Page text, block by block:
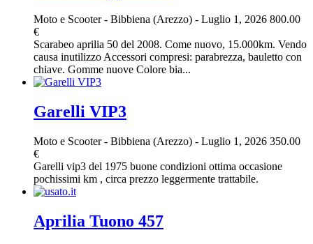
Moto e Scooter- Bibbiena (Arezzo) - Luglio 1, 2026 800.00
€
Scarabeo aprilia 50 del 2008. Come nuovo, 15.000km. Vendo
causa inutilizzo Accessori compresi: parabrezza, bauletto con
chiave. Gomme nuove Colore bia...
Garelli VIP3
Moto e Scooter- Bibbiena (Arezzo) - Luglio 1, 2026 350.00
€
Garelli vip3 del 1975 buone condizioni ottima occasione
pochissimi km , circa prezzo leggermente trattabile.
Aprilia Tuono 457